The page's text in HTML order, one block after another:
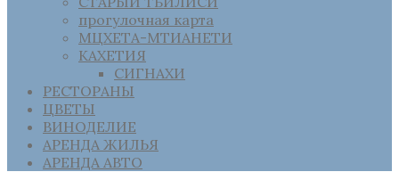
прогулочная карта
МЦХЕТА-МТИАНЕТИ
КАХЕТИЯ
СИГНАХИ
РЕСТОРАНЫ
ЦВЕТЫ
ВИНОДЕЛИЕ
АРЕНДА ЖИЛЬЯ
АРЕНДА АВТО